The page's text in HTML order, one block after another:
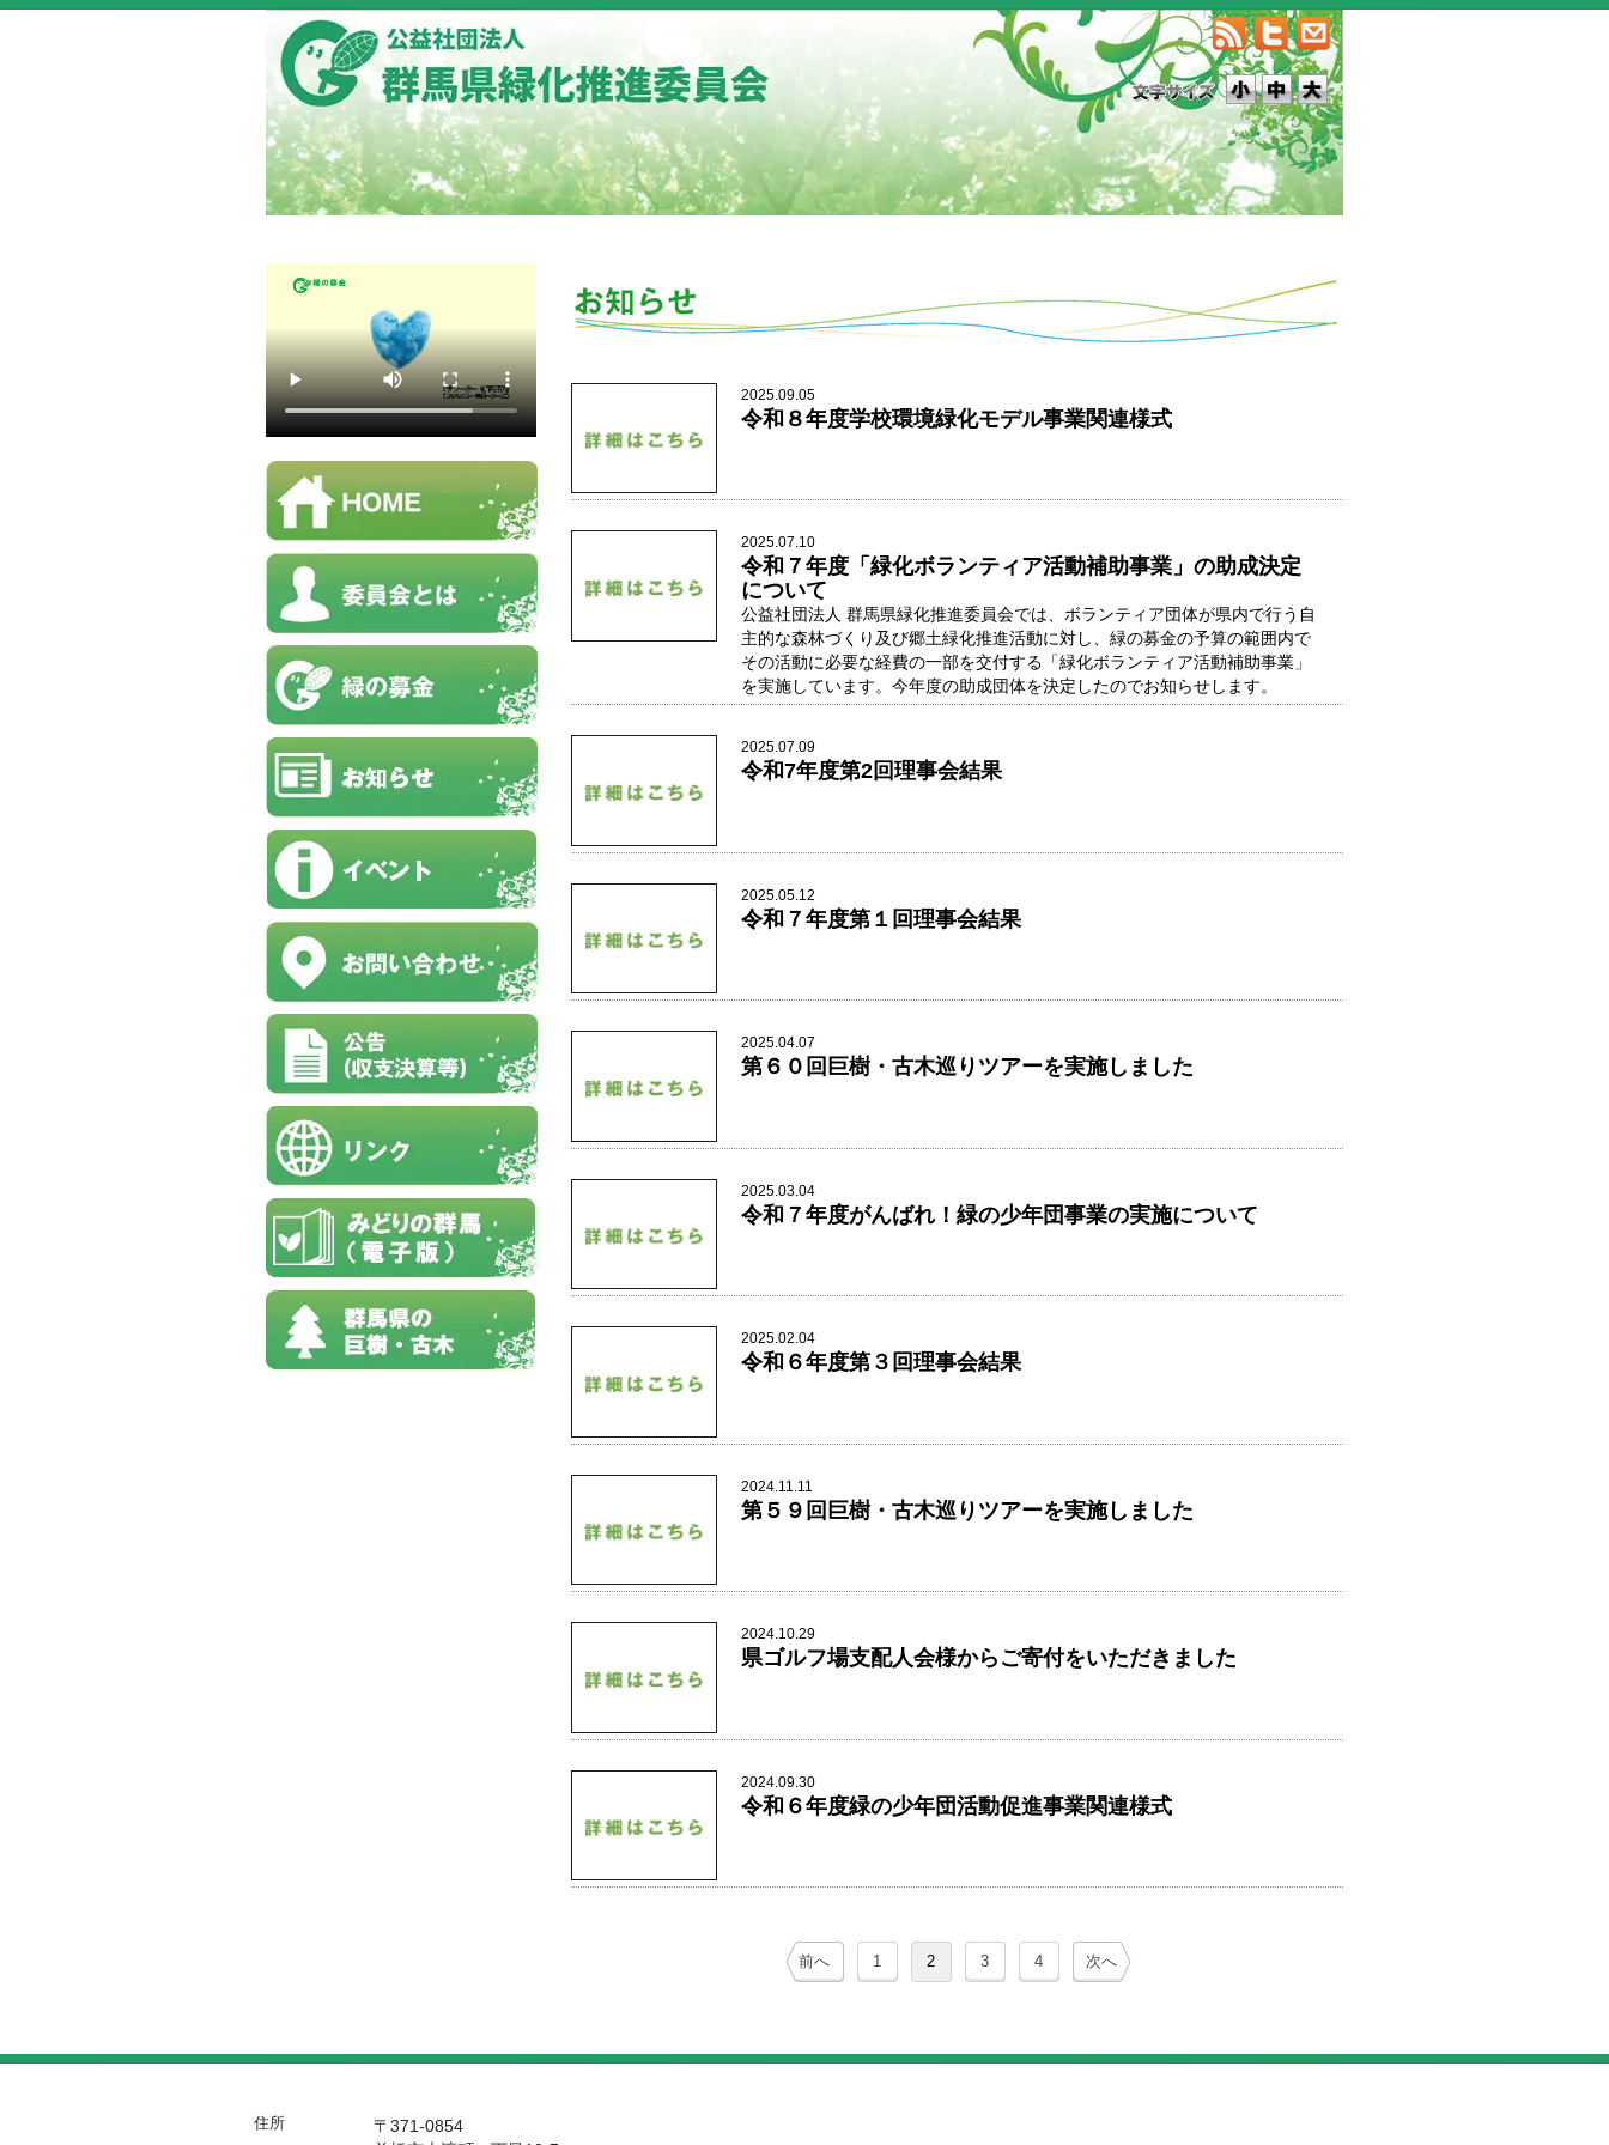
2025.09.05
令和８年度学校環境緑化モデル事業関連様式
2025.07.10
令和７年度「緑化ボランティア活動補助事業」の助成決定
について
公益社団法人 群馬県緑化推進委員会では、ボランティア団体が県内で行う自
主的な森林づくり及び郷土緑化推進活動に対し、緑の募金の予算の範囲内で
その活動に必要な経費の一部を交付する「緑化ボランティア活動補助事業」
を実施しています。今年度の助成団体を決定したのでお知らせします。
2025.07.09
令和7年度第2回理事会結果
2025.05.12
令和７年度第１回理事会結果
2025.04.07
第６０回巨樹・古木巡りツアーを実施しました
2025.03.04
令和７年度がんばれ！緑の少年団事業の実施について
2025.02.04
令和６年度第３回理事会結果
2024.11.11
第５９回巨樹・古木巡りツアーを実施しました
2024.10.29
県ゴルフ場支配人会様からご寄付をいただきました
2024.09.30
令和６年度緑の少年団活動促進事業関連様式
前へ 1 2 3 4 次へ
住所
〒371-0854